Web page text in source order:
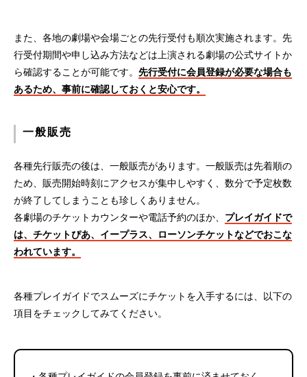
また、各地の劇場や会場ごとの先行受付も順次実施されます。先
行受付期間や申し込み方法などは上演される劇場の公式サイトか
ら確認することが可能です。 先行受付に会員登録が必要な場合も
あるため、事前に確認しておくと安心です。
一般販売
各種先行販売の後は、一般販売があります。一般販売は先着順の
ため、販売開始時刻にアクセスが集中しやすく、数分で予定枚数
が終了してしまうことも珍しくありません。
各劇場のチケットカウンターや電話予約のほか、 プレイガイドで
は、チケットぴあ、イープラス、ローソンチケットなどでおこな
われています。
各種プレイガイドでスムーズにチケットを入手するには、以下の
項目をチェックしてみてください。